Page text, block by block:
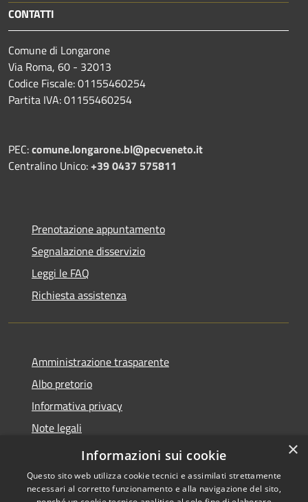
CONTATTI
Comune di Longarone
Via Roma, 60 - 32013
Codice Fiscale: 01155460254
Partita IVA: 01155460254
PEC:comune.longarone.bl@pecveneto.it
Centralino Unico:+39 0437 575811
Prenotazione appuntamento
Segnalazione disservizio
Leggi le FAQ
Richiesta assistenza
Amministrazione trasparente
Albo pretorio
Informativa privacy
Note legali
Dichiarazione di accessibilità
×
Informazioni sui cookie
Questo sito web utilizza cookie tecnici e assimilati strettamente
necessari al corretto funzionamento e alla navigazione del sito,